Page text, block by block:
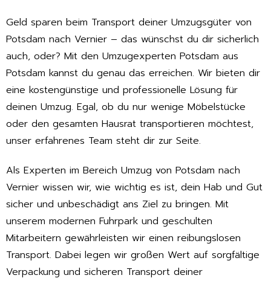
Geld sparen beim Transport deiner Umzugsgüter von
Potsdam nach Vernier – das wünschst du dir sicherlich
auch, oder? Mit den Umzugexperten Potsdam aus
Potsdam kannst du genau das erreichen. Wir bieten dir
eine kostengünstige und professionelle Lösung für
deinen Umzug. Egal, ob du nur wenige Möbelstücke
oder den gesamten Hausrat transportieren möchtest,
unser erfahrenes Team steht dir zur Seite.
Als Experten im Bereich Umzug von Potsdam nach
Vernier wissen wir, wie wichtig es ist, dein Hab und Gut
sicher und unbeschädigt ans Ziel zu bringen. Mit
unserem modernen Fuhrpark und geschulten
Mitarbeitern gewährleisten wir einen reibungslosen
Transport. Dabei legen wir großen Wert auf sorgfältige
Verpackung und sicheren Transport deiner